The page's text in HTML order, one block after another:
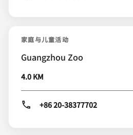
家庭与儿童活动
Guangzhou Zoo
4.0 KM
+86 20-38377702